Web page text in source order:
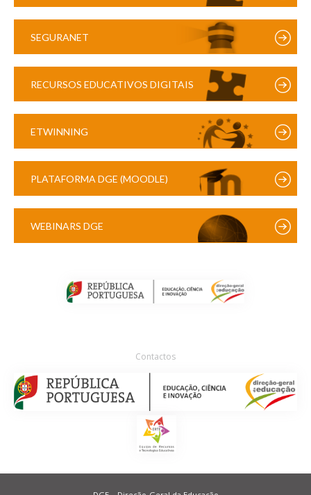
SEGURANET
RECURSOS EDUCATIVOS DIGITAIS
ETWINNING
PLATAFORMA DGE (MOODLE)
WEBINARS DGE
Contactos